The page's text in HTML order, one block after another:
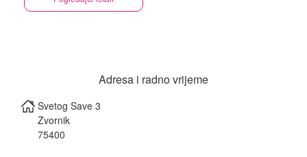
Adresa i radno vrijeme
Svetog Save 3
Zvornik
75400